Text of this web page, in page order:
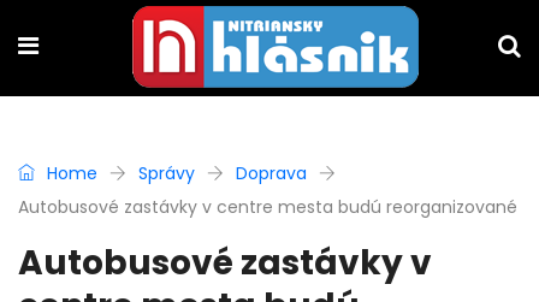
Home Správy
Doprava
Autobusové zastávky v centre mesta budú reorganizované
Autobusové zastávky v